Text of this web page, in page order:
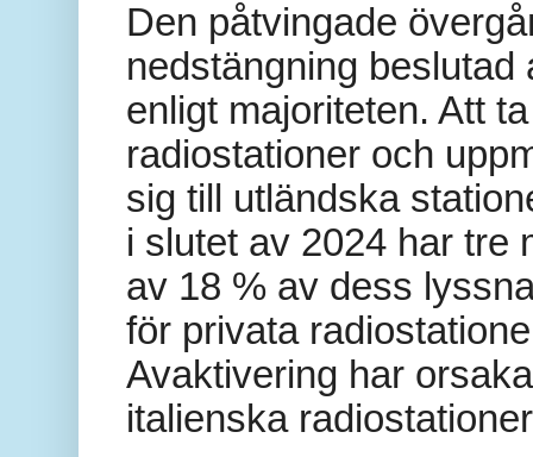
Den påtvingade
nedstängning
enligt majoriteten. Att
radiostationer och
sig till utländska
i slutet av 2024 har tre
av 18 % av dess
för privata
Avaktivering har
italienska